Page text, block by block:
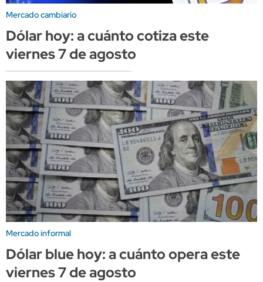
Mercado cambiario
Dólar hoy: a cuánto cotiza este
viernes 7 de agosto
Mercado informal
Dólar blue hoy: a cuánto opera este
viernes 7 de agosto